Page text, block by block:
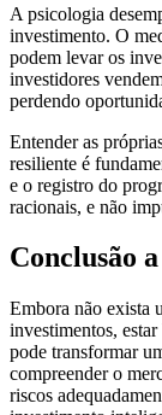
A psicologia
investimento. O
podem levar os
investidores
perdendo
Entender as
resiliente é
e o registro do
racionais, e não
Conclusão
Embora não exista
investimentos,
pode transformar
compreender o
riscos